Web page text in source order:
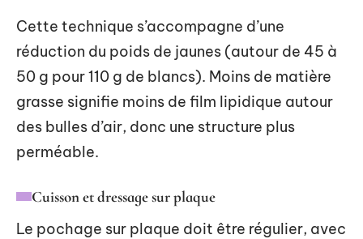
Cette technique s’accompagne d’une
réduction du poids de jaunes (autour de 45 à
50 g pour 110 g de blancs). Moins de matière
grasse signifie moins de film lipidique autour
des bulles d’air, donc une structure plus
perméable.
Cuisson et dressage sur plaque
Le pochage sur plaque doit être régulier, avec